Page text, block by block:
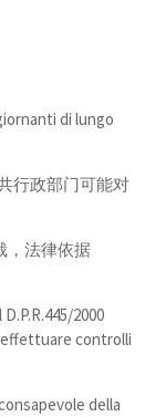
di lungo
行政部门可能对
，法律依据
2000
effettuare controlli
della